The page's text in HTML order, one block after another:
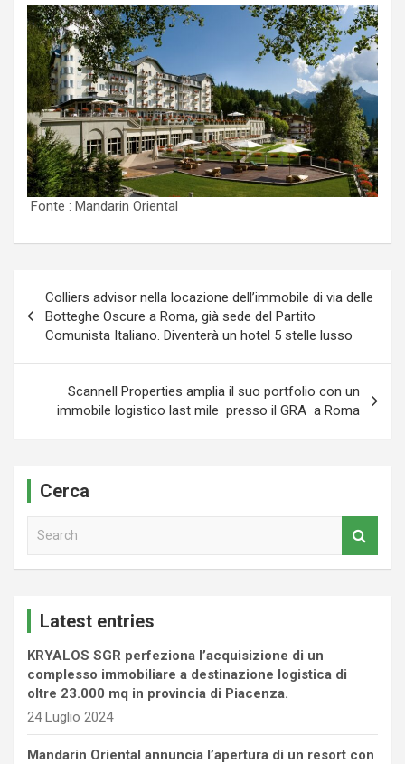
Fonte : Mandarin Oriental
articoli
Colliers advisor nella locazione dell’immobile di via delle
Botteghe Oscure a Roma, già sede del Partito
Comunista Italiano. Diventerà un hotel 5 stelle lusso
Scannell Properties amplia il suo portfolio con un
immobile logistico last mile presso il GRA a Roma
Cerca
Latest entries
KRYALOS SGR perfeziona l’acquisizione di un
complesso immobiliare a destinazione logistica di
oltre 23.000 mq in provincia di Piacenza.
24 Luglio 2024
Mandarin Oriental annuncia l’apertura di un resort con